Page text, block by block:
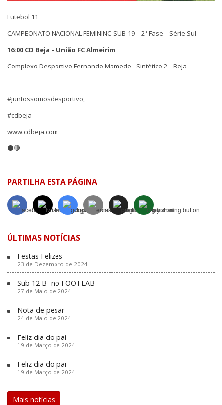
Futebol 11
CAMPEONATO NACIONAL FEMININO SUB-19 – 2ª Fase – Série Sul
16:00 CD Beja – União FC Almeirim
Complexo Desportivo Fernando Mamede - Sintético 2 – Beja
#juntossomosdesportivo,
#cdbeja
www.cdbeja.com
⚫🔴
PARTILHA ESTA PÁGINA
ÚLTIMAS NOTÍCIAS
Festas Felizes
23 de Dezembro de 2024
Sub 12 B -no FOOTLAB
27 de Maio de 2024
Nota de pesar
24 de Maio de 2024
Feliz dia do pai
19 de Março de 2024
Feliz dia do pai
19 de Março de 2024
Mais notícias